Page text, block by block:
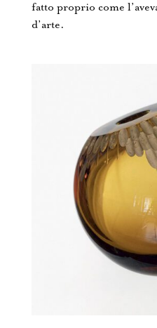
fatto proprio come
d’arte.